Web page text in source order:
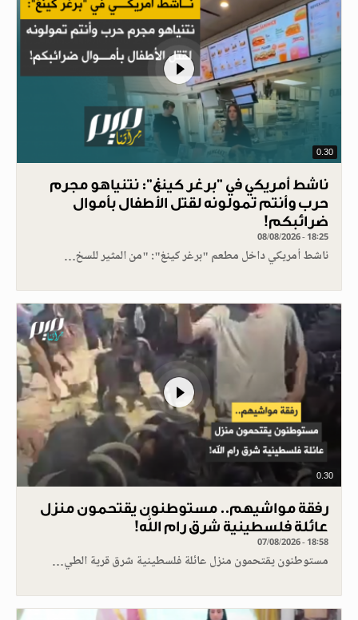
0.30
ناشط أمريكي في "برغر كينغ": نتنياهو مجرم
حرب وأنتم تمولونه لقتل الأطفال بأموال
ضرائبكم!
08/08/2026 - 18:25
ناشط أمريكي داخل مطعم "برغر كينغ": "من المثير للسخ…
0.30
رفقة مواشيهم.. مستوطنون يقتحمون منزل
عائلة فلسطينية شرق رام الله!
07/08/2026 - 18:58
مستوطنون يقتحمون منزل عائلة فلسطينية شرق قرية الطي…